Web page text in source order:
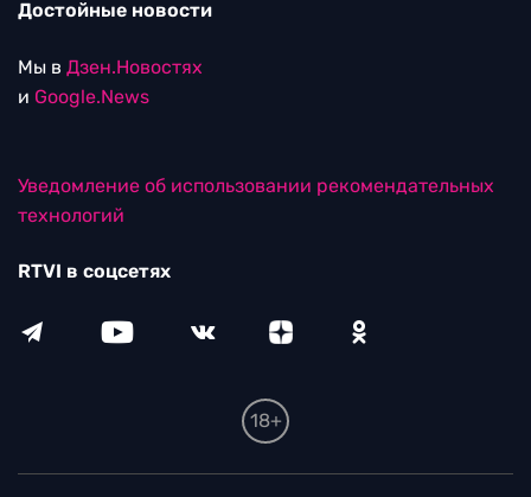
Достойные новости
Мы в Дзен.Новостях
и Google.News
Уведомление об использовании рекомендательных
технологий
RTVI в соцсетях
18+